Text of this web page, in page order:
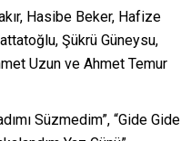
Hasibe Beker, Hafize
Şükrü Güneysu,
Uzun ve Ahmet Temur
Süzmedim”, “Gide Gide